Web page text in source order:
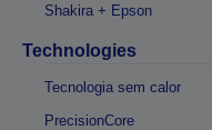
Shakira + Epson
Technologies
Tecnologia sem calor
PrecisionCore